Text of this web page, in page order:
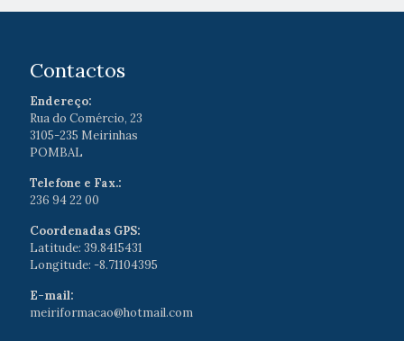
Contactos
Endereço:
Rua do Comércio, 23
3105-235 Meirinhas
POMBAL
Telefone e Fax.:
236 94 22 00
Coordenadas GPS:
Latitude: 39.8415431
Longitude: -8.71104395
E-mail:
meiriformacao@hotmail.com